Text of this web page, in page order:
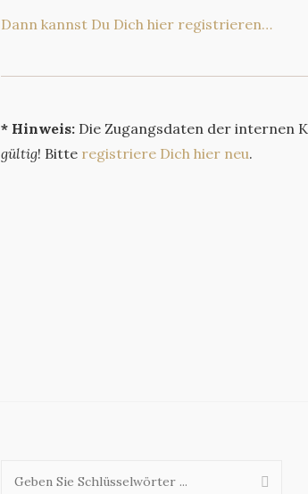
Dann kannst Du Dich hier registrieren…
* Hinweis: Die Zugangsdaten der internen
gültig! Bitte registriere Dich hier neu.